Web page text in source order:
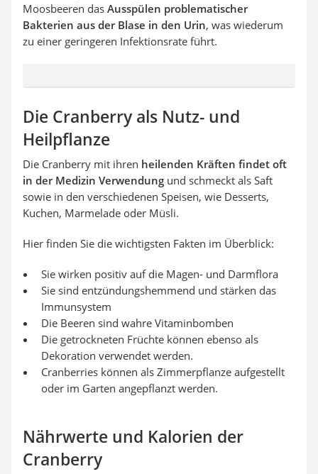
Moosbeeren das Ausspülen problematischer
Bakterien aus der Blase in den Urin, was wiederum
zu einer geringeren Infektionsrate führt.
Die Cranberry als Nutz- und
Heilpflanze
Die Cranberry mit ihren heilenden Kräften findet oft
in der Medizin Verwendung und schmeckt als Saft
sowie in den verschiedenen Speisen, wie Desserts,
Kuchen, Marmelade oder Müsli.
Hier finden Sie die wichtigsten Fakten im Überblick:
Sie wirken positiv auf die Magen- und Darmflora
Sie sind entzündungshemmend und stärken das
Immunsystem
Die Beeren sind wahre Vitaminbomben
Die getrockneten Früchte können ebenso als
Dekoration verwendet werden.
Cranberries können als Zimmerpflanze aufgestellt
oder im Garten angepflanzt werden.
Nährwerte und Kalorien der
Cranberry